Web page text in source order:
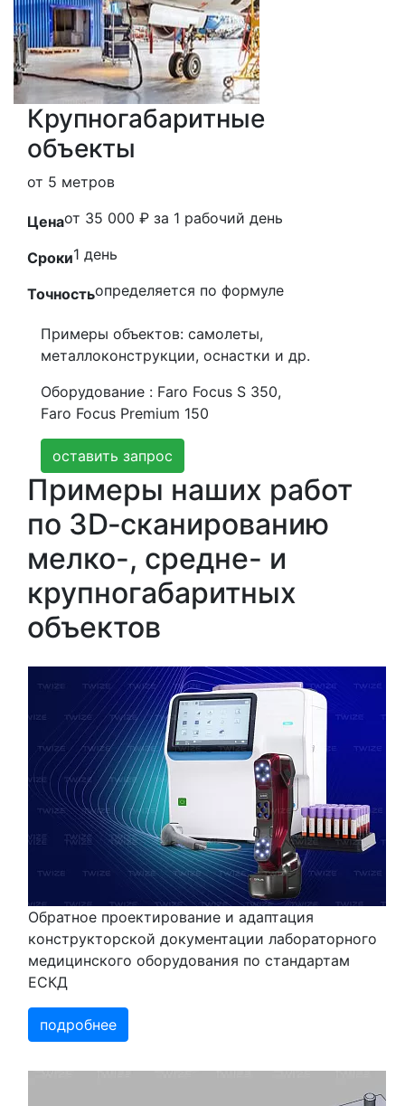
Крупногабаритные
объекты
от 5 метров
Ценаот 35 000 ₽ за 1 рабочий день
Сроки1 день
Точностьопределяется по формуле
Примеры объектов: самолеты,
металлоконструкции, оснастки и др.
Оборудование : Faro Focus S 350,
Faro Focus Premium 150
оставить запрос
Примеры наших работ
по 3D‑сканированию
мелко-, средне- и
крупногабаритных
объектов
Обратное проектирование и адаптация
конструкторской документации лабораторного
медицинского оборудования по стандартам
ЕСКД
подробнее